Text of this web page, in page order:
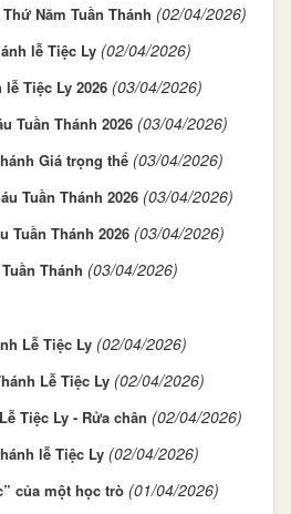
Năm Tuần Thánh (02/04/2026)
lễ Tiệc Ly (02/04/2026)
Tiệc Ly 2026 (03/04/2026)
Tuần Thánh 2026 (03/04/2026)
Giá trọng thể (03/04/2026)
Tuần Thánh 2026 (03/04/2026)
Tuần Thánh 2026 (03/04/2026)
Thánh (03/04/2026)
Lễ Tiệc Ly (02/04/2026)
Lễ Tiệc Ly (02/04/2026)
Tiệc Ly - Rửa chân (02/04/2026)
lễ Tiệc Ly (02/04/2026)
của một học trò (01/04/2026)